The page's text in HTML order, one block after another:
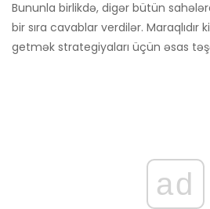
Bununla birlikdə, digər bütün
bir sıra cavablar verdilər. Maraqlıdır ki
getmək strategiyaları üçün əsas
ad